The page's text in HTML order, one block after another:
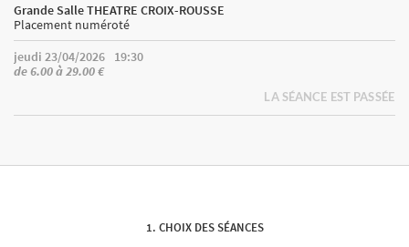
Grande Salle THEATRE CROIX-ROUSSE
Placement numéroté
jeudi 23/04/2026
19:30
de 6.00 à 29.00 €
LA SÉANCE EST PASSÉE
CHOIX DES SÉANCES